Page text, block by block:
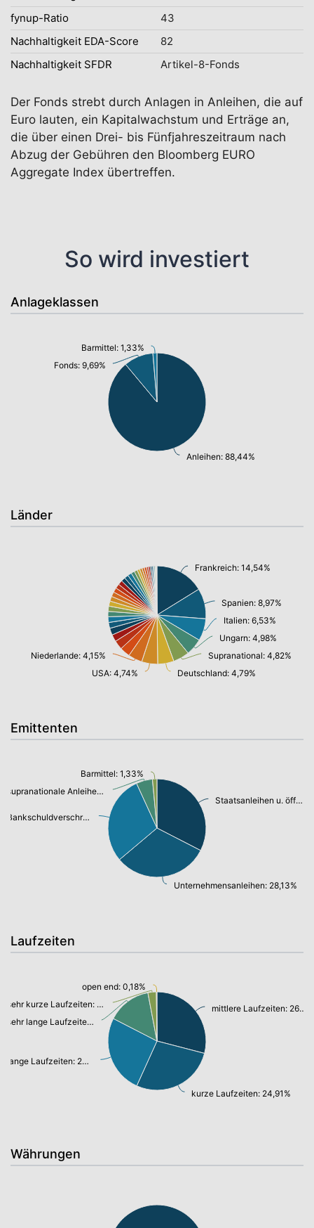
fynup-Ratio
43
Nachhaltigkeit EDA-Score
82
Nachhaltigkeit SFDR
Artikel-8-Fonds
Der Fonds strebt durch Anlagen in Anleihen, die auf
Euro lauten, ein Kapitalwachstum und Erträge an,
die über einen Drei- bis Fünfjahreszeitraum nach
Abzug der Gebühren den Bloomberg EURO
Aggregate Index übertreffen.
So wird investiert
Anlageklassen
Anleihen: 88,44%
Fonds: 9,69%
Barmittel: 1,33%
Länder
Frankreich: 14,54%
Spanien: 8,97%
Italien: 6,53%
Ungarn: 4,98%
Supranational: 4,82%
Deutschland: 4,79%
USA: 4,74%
Niederlande: 4,15%
Emittenten
Staatsanleihen u. öffentl.Anleihen: 29,22%
Unternehmensanleihen: 28,13%
Bankschuldverschreibung: 26,27%
supranationale Anleihen: 4,82%
Barmittel: 1,33%
Laufzeiten
mittlere Laufzeiten: 26,07%
kurze Laufzeiten: 24,91%
lange Laufzeiten: 23,13%
sehr lange Laufzeiten: 12,98%
sehr kurze Laufzeiten: 2,50%
open end: 0,18%
Währungen